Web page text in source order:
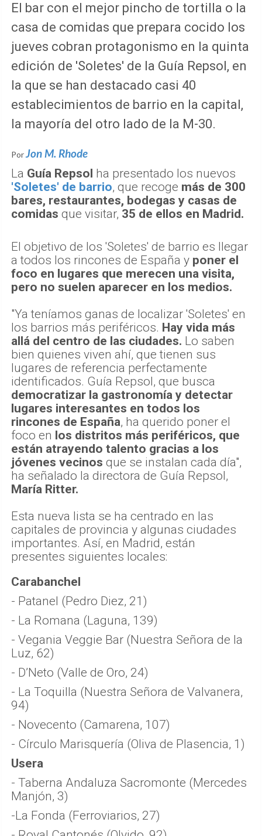
El bar con el mejor pincho de tortilla o la
casa de comidas que prepara cocido los
jueves cobran protagonismo en la quinta
edición de 'Soletes' de la Guía Repsol, en
la que se han destacado casi 40
establecimientos de barrio en la capital,
la mayoría del otro lado de la M-30.
PorJon M. Rhode
La Guía Repsol ha presentado los nuevos
'Soletes' de barrio, que recoge más de 300
bares, restaurantes, bodegas y casas de
comidas que visitar, 35 de ellos en Madrid.
El objetivo de los 'Soletes' de barrio es llegar
a todos los rincones de España y poner el
foco en lugares que merecen una visita,
pero no suelen aparecer en los medios.
"Ya teníamos ganas de localizar 'Soletes' en
los barrios más periféricos. Hay vida más
allá del centro de las ciudades. Lo saben
bien quienes viven ahí, que tienen sus
lugares de referencia perfectamente
identificados. Guía Repsol, que busca
democratizar la gastronomía y detectar
lugares interesantes en todos los
rincones de España, ha querido poner el
foco en los distritos más periféricos, que
están atrayendo talento gracias a los
jóvenes vecinos que se instalan cada día",
ha señalado la directora de Guía Repsol,
María Ritter.
Esta nueva lista se ha centrado en las
capitales de provincia y algunas ciudades
importantes. Así, en Madrid, están
presentes siguientes locales:
Carabanchel
- Patanel (Pedro Diez, 21)
- La Romana (Laguna, 139)
- Vegania Veggie Bar (Nuestra Señora de la
Luz, 62)
- D’Neto (Valle de Oro, 24)
- La Toquilla (Nuestra Señora de Valvanera,
94)
- Novecento (Camarena, 107)
- Círculo Marisquería (Oliva de Plasencia, 1)
Usera
- Taberna Andaluza Sacromonte (Mercedes
Manjón, 3)
-La Fonda (Ferroviarios, 27)